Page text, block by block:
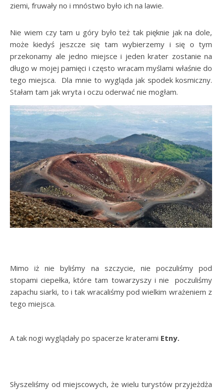
ziemi, fruwały no i mnóstwo było ich na lawie.
Nie wiem czy tam u góry było też tak pięknie jak na dole,
może kiedyś jeszcze się tam wybierzemy i się o tym
przekonamy ale jedno miejsce i jeden krater zostanie na
długo w mojej pamięci i często wracam myślami właśnie do
tego miejsca. Dla mnie to wygląda jak spodek kosmiczny.
Stałam tam jak wryta i oczu oderwać nie mogłam.
Mimo iż nie byliśmy na szczycie, nie poczuliśmy pod
stopami ciepełka, które tam towarzyszy i nie poczuliśmy
zapachu siarki, to i tak wracaliśmy pod wielkim wrażeniem z
tego miejsca.
A tak nogi wyglądały po spacerze kraterami Etny.
Słyszeliśmy od miejscowych, że wielu turystów przyjeżdża